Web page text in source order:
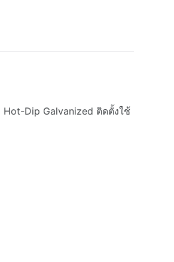
Dip Galvanized ติดตั้งใช้